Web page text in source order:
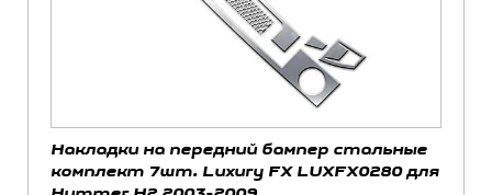
Накладки на передний бампер стальные
комплект 7шт. Luxury FX LUXFX0280 для